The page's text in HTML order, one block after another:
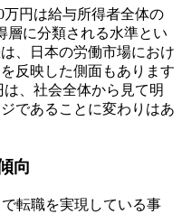
万円は給与所得者全体の
層に分類される水準とい
、日本の労働市場におけ
反映した側面もあります
、社会全体から見て明
であることに変わりはあ
向
転職を実現している事